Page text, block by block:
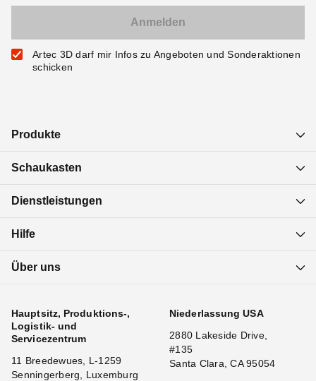
Artec 3D darf mir Infos zu Angeboten und Sonderaktionen
schicken
Produkte
Schaukasten
Dienstleistungen
Hilfe
Über uns
Hauptsitz, Produktions-,
Logistik- und
Servicezentrum
11 Breedewues, L-1259
Senningerberg, Luxemburg
Niederlassung USA
2880 Lakeside Drive,
#135
Santa Clara, CA 95054